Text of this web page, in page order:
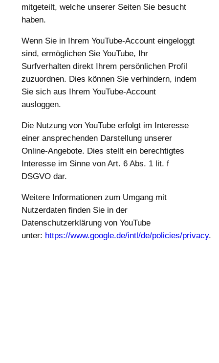
mitgeteilt, welche unserer Seiten Sie besucht
haben.
Wenn Sie in Ihrem YouTube-Account eingeloggt
sind, ermöglichen Sie YouTube, Ihr
Surfverhalten direkt Ihrem persönlichen Profil
zuzuordnen. Dies können Sie verhindern, indem
Sie sich aus Ihrem YouTube-Account
ausloggen.
Die Nutzung von YouTube erfolgt im Interesse
einer ansprechenden Darstellung unserer
Online-Angebote. Dies stellt ein berechtigtes
Interesse im Sinne von Art. 6 Abs. 1 lit. f
DSGVO dar.
Weitere Informationen zum Umgang mit
Nutzerdaten finden Sie in der
Datenschutzerklärung von YouTube
unter: https://www.google.de/intl/de/policies/privacy.